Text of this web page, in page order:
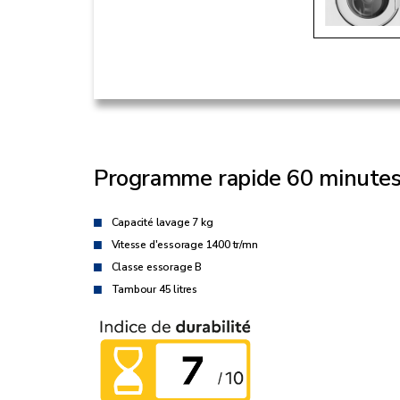
Programme rapide 60
Capacité lavage 7 kg
Vitesse d'essorage 1400 tr/mn
Classe essorage B
Tambour 45 litres